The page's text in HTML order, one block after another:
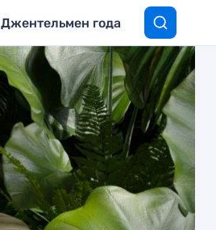
Джентельмен года